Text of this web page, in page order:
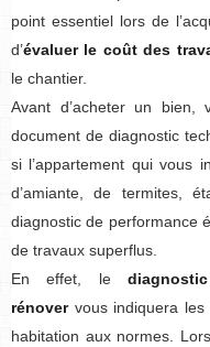
point essentiel lors de
d’évaluer le coût des
le chantier.
Avant d’acheter un bien,
document de diagnostic
si l’appartement qui vous
d’amiante, de termites,
diagnostic de performance
de travaux superflus.
En effet, le
rénover vous indiquera
habitation aux normes.